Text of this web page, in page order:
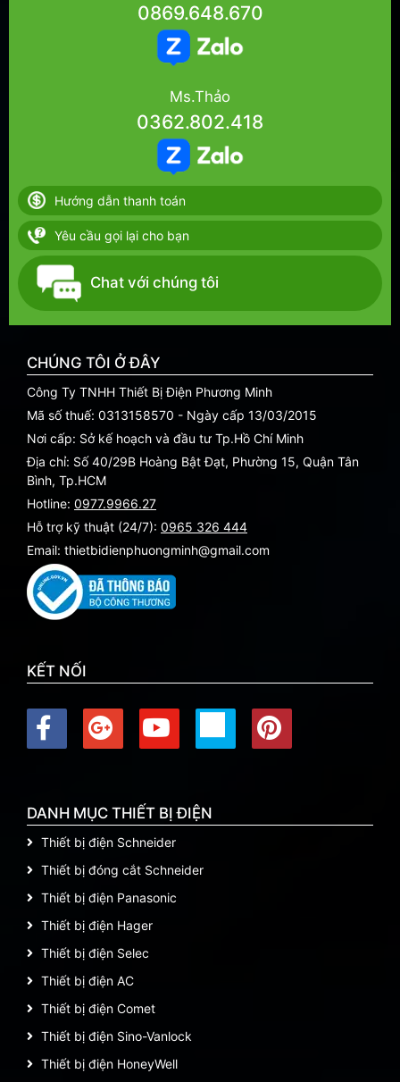
0869.648.670
Ms.Thảo
0362.802.418
Hướng dẫn thanh toán
Yêu cầu gọi lại cho bạn
Chat với chúng tôi
CHÚNG TÔI Ở ĐÂY
Công Ty TNHH Thiết Bị Điện Phương Minh
Mã số thuế: 0313158570 - Ngày cấp 13/03/2015
Nơi cấp: Sở kế hoạch và đầu tư Tp.Hồ Chí Minh
Địa chỉ: Số 40/29B Hoàng Bật Đạt, Phường 15, Quận Tân
Bình, Tp.HCM
Hotline: 0977.9966.27
Hỗ trợ kỹ thuật (24/7): 0965 326 444
Email: thietbidienphuongminh@gmail.com
KẾT NỐI
DANH MỤC THIẾT BỊ ĐIỆN
Thiết bị điện Schneider
Thiết bị đóng cắt Schneider
Thiết bị điện Panasonic
Thiết bị điện Hager
Thiết bị điện Selec
Thiết bị điện AC
Thiết bị điện Comet
Thiết bị điện Sino-Vanlock
Thiết bị điện HoneyWell